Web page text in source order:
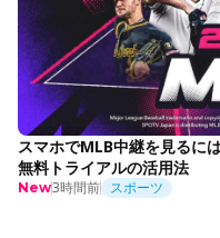
スマホでMLB中継を見るに
無料トライアルの活用法
New3時間前 スポーツ